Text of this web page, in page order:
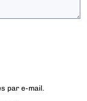
par e-mail.